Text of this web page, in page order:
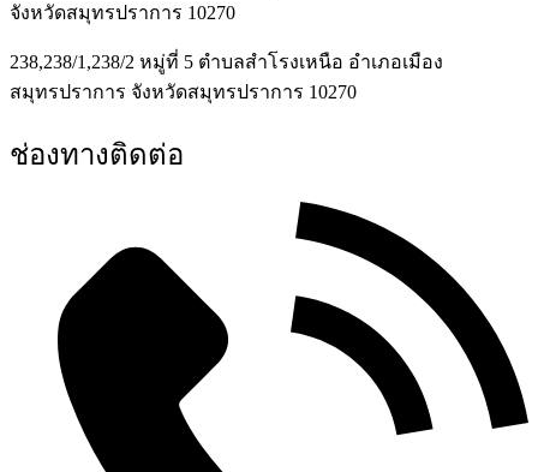
จังหวัดสมุทรปราการ 10270
238,238/1,238/2 หมู่ที่ 5 ตำบลสำโรงเหนือ อำเภอเมือง
สมุทรปราการ จังหวัดสมุทรปราการ 10270
ช่องทางติดต่อ